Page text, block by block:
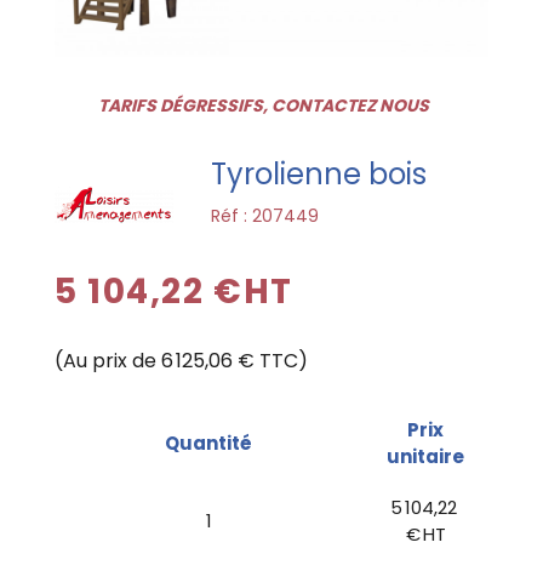
TARIFS DÉGRESSIFS, CONTACTEZ NOUS
Tyrolienne bois
Réf :207449
5 104,22 €HT
(Au prix de 6 125,06 € TTC)
Quantité
Prix
unitaire
1
5 104,22
€ HT